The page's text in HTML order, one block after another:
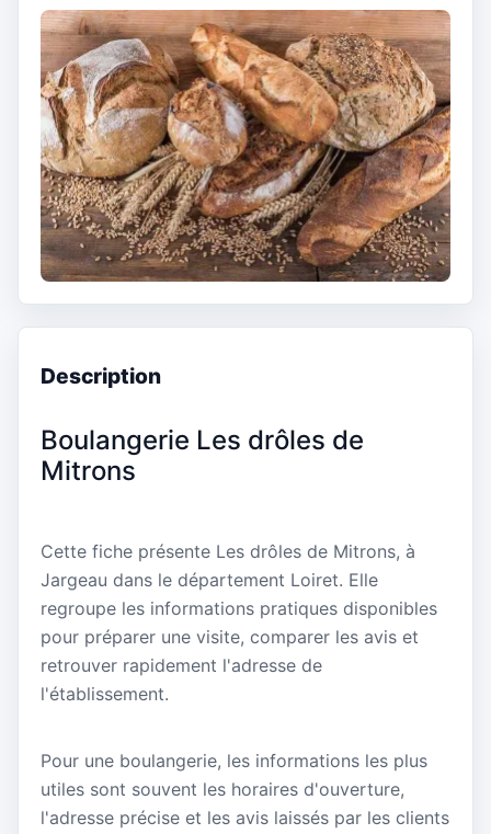
Description
Boulangerie Les drôles de
Mitrons
Cette fiche présente Les drôles de Mitrons, à
Jargeau dans le département Loiret. Elle
regroupe les informations pratiques disponibles
pour préparer une visite, comparer les avis et
retrouver rapidement l'adresse de
l'établissement.
Pour une boulangerie, les informations les plus
utiles sont souvent les horaires d'ouverture,
l'adresse précise et les avis laissés par les clients